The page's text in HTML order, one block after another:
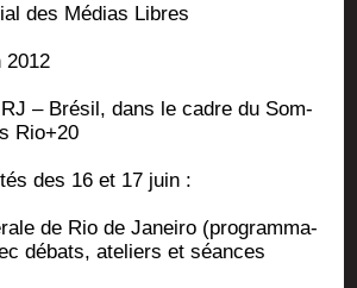
des Médias Libres
2012
– Bré­sil, dans le cadre du Som­
Rio+20
des 16 et 17 juin :
de Rio de Janei­ro (pro­gram­ma­
débats, ate­liers et séances